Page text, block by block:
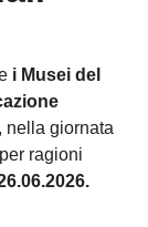
i Musei del
nella giornata
per ragioni